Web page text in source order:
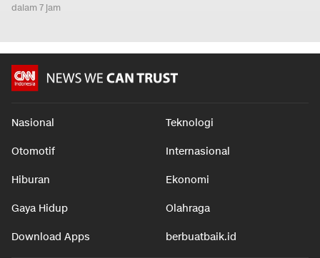
dalam 7 jam
Nasional Teknologi
Otomotif Internasional
Hiburan Ekonomi
Gaya Hidup Olahraga
Download Apps berbuatbaik.id